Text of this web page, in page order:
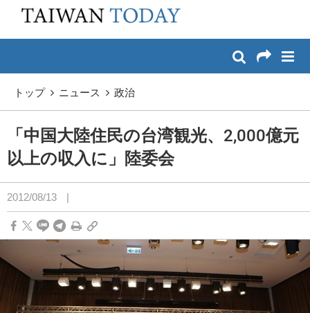
メイン コンテンツへスキップ
トップ ニュース 政治
「中国大陸住民の台湾観光、2,000億元
以上の収入に」陸委会
2012/08/13 |